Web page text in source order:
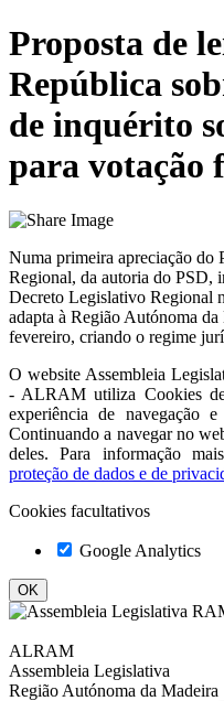
Proposta de
República
de inquérito
para votação
Numa primeira apreciação do
Regional, da autoria do PSD,
Decreto Legislativo Regional
adapta à Região Autónoma
fevereiro, criando o regime
O website Assembleia
- ALRAM utiliza Cookies
experiência de navegação
Continuando a navegar no
deles. Para informação
proteção de dados e de
Cookies facultativos
Google Analytics
ALRAM
Assembleia Legislativa
Região Autónoma da Madeira